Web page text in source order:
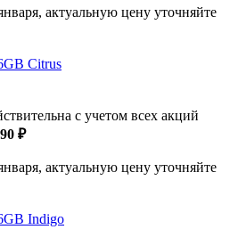
актуальную цену уточняйте
Citrus
с учетом всех акций
₽
актуальную цену уточняйте
Indigo